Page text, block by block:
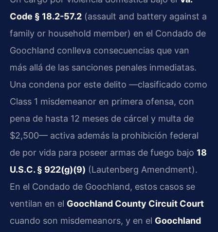
Code § 18.2-57.2 (assault and battery against a
family or household member) en el Condado de
Goochland conlleva consecuencias que van
más allá de las sanciones penales inmediatas.
Una condena por este delito —clasificado como
Class 1 misdemeanor en primera ofensa, con
pena de hasta 12 meses de cárcel y multa de
$2,500— activa además la prohibición federal
de por vida para poseer armas de fuego bajo 18
U.S.C. § 922(g)(9) (Lautenberg Amendment).
En el Condado de Goochland, estos casos se
ventilan en el Goochland County Circuit Court
cuando son misdemeanors, y en el Goochland